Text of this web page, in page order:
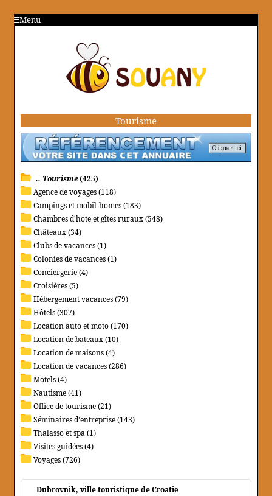
Menu
Tourisme
.. Tourisme(425)
Agence de voyages (118)
Campings et mobil-homes (183)
Chambres d'hote et gîtes ruraux (548)
Châteaux (34)
Clubs de vacances (1)
Colonies de vacances (1)
Conciergerie (4)
Croisières (5)
Hébergement vacances (79)
Hôtels (307)
Location auto et moto (170)
Location de bateaux (10)
Location de maisons (4)
Location de vacances (286)
Motels (4)
Nautisme (41)
Office de tourisme (21)
Séminaires d'entreprise (143)
Thalasso et spa (1)
Visites guidées (4)
Voyages (726)
Dubrovnik, ville touristique de Croatie